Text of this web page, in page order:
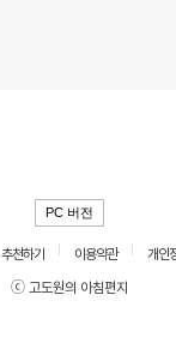
PC 버전
추천하기 이용약관
개인
ⓒ 고도원의 아침편지